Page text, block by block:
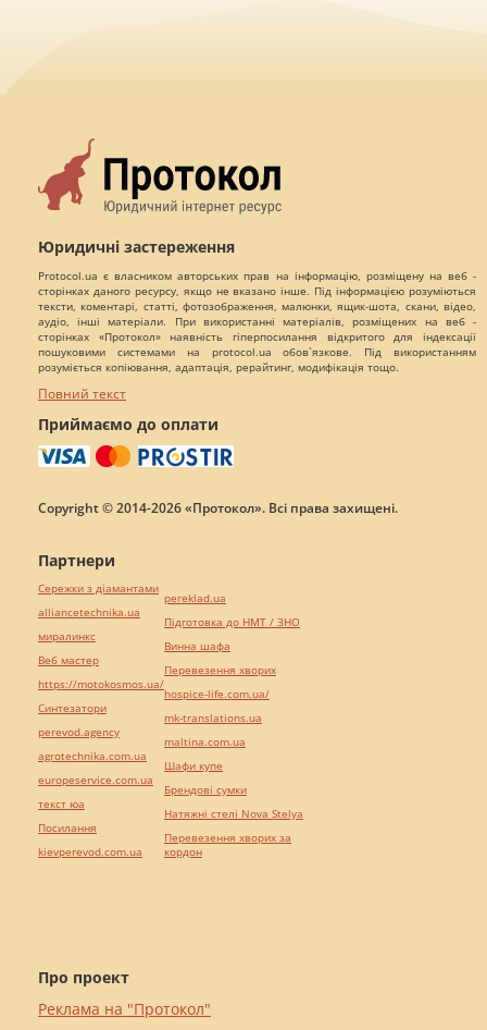
Юридичні застереження
Protocol.ua є власником авторських прав на інформацію, розміщену на веб -
сторінках даного ресурсу, якщо не вказано інше. Під інформацією розуміються
тексти, коментарі, статті, фотозображення, малюнки, ящик-шота, скани, відео,
аудіо, інші матеріали. При використанні матеріалів, розміщених на веб -
сторінках «Протокол» наявність гіперпосилання відкритого для індексації
пошуковими системами на protocol.ua обов`язкове. Під використанням
розуміється копіювання, адаптація, рерайтинг, модифікація тощо.
Повний текст
Приймаємо до оплати
Copyright © 2014-2026 «Протокол». Всі права захищені.
Про проект
Реклама на "Протокол"
Партнери
Сережки з діамантами
alliancetechnika.ua
миралинкс
Веб мастер
https://motokosmos.ua/
Синтезатори
perevod.agency
agrotechnika.com.ua
europeservice.com.ua
текст юа
Посилання
kievperevod.com.ua
pereklad.ua
Підготовка до НМТ / ЗНО
Винна шафа
Перевезення хворих
hospice-life.com.ua/
mk-translations.ua
maltina.com.ua
Шафи купе
Брендові сумки
Натяжні стелі Nova Stelya
Перевезення хворих за
кордон